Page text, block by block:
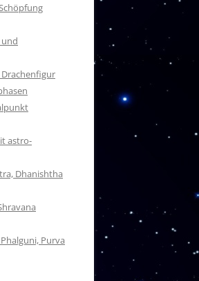
astro-
Dhanishtha
Purva